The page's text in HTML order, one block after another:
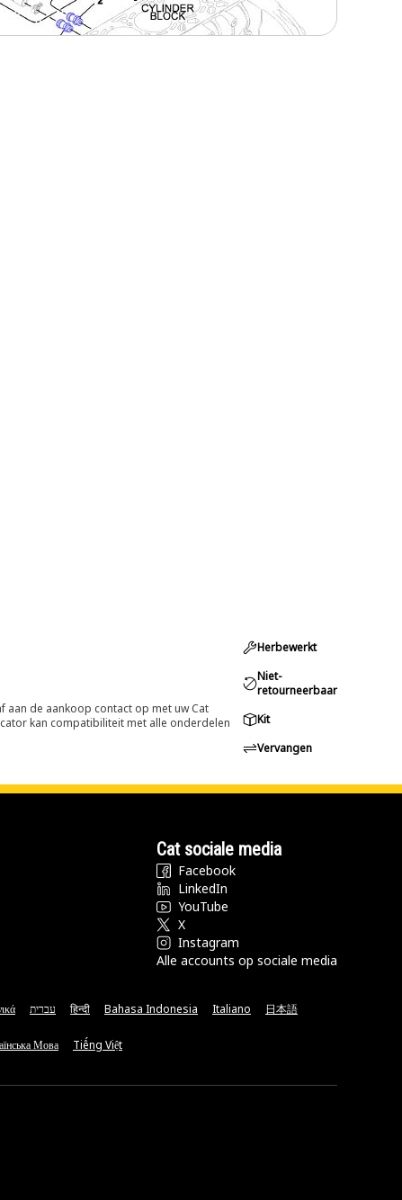
de aankoop contact op met uw Cat
kan compatibiliteit met alle onderdelen
Herbewerkt
Niet-
retourneerbaar
Kit
Vervangen
Cat sociale media
Facebook
LinkedIn
YouTube
X
Instagram
Alle accounts op sociale media
עברית हिन्दी Bahasa Indonesia Italiano 日本語
Мова Tiếng Việt